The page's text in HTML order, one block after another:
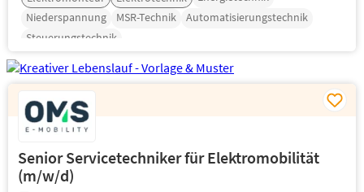
Niederspannung
MSR-Technik
Automatisierungstechnik
Steuerungstechnik
Senior Servicetechniker für Elektromobilität
(m/w/d)